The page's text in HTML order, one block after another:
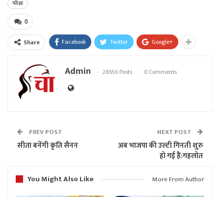
परीक्षा
0
Share Facebook Twitter Google+
Admin 28656 Posts 0 Comments
PREV POST
सीता बनेंगी कृति सैनन
NEXT POST
अब भाजपा की उल्टी गिनती शुरु
हो गई हैं:गहलोत
You Might Also Like
More From Author